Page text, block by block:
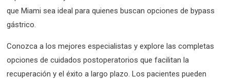
que Miami sea ideal para quienes buscan opciones de bypass
gástrico.
Conozca a los mejores especialistas y explore las completas
opciones de cuidados postoperatorios que facilitan la
recuperación y el éxito a largo plazo. Los pacientes pueden